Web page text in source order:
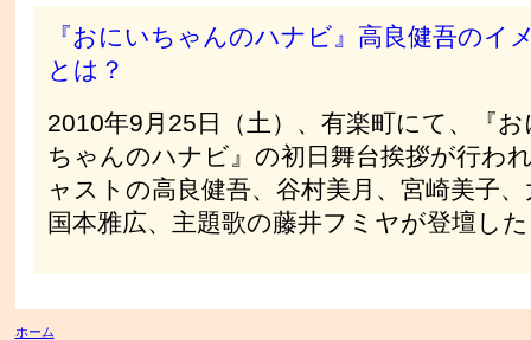
『おにいちゃんのハナビ』高良健吾のイ
とは？
2010年9月25日（土）、有楽町にて、『お
ちゃんのハナビ』の初日舞台挨拶が行わ
ャストの高良健吾、谷村美月、宮崎美子
国本雅広、主題歌の藤井フミヤが登壇し
ホーム